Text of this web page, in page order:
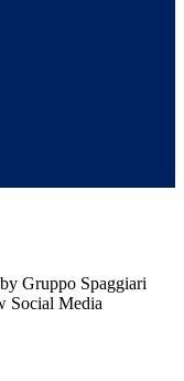
Gruppo Spaggiari
Social Media